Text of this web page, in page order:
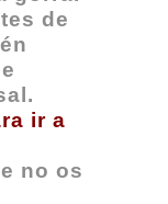
de
ir a
no os